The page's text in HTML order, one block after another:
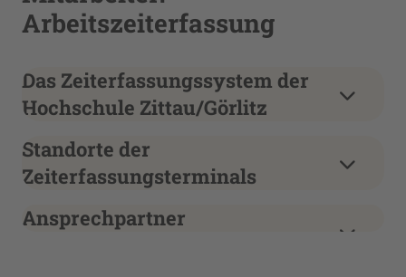
Arbeitszeiterfassung
Das Zeiterfassungssystem der
Hochschule Zittau/Görlitz
Standorte der
Zeiterfassungsterminals
Ansprechpartner